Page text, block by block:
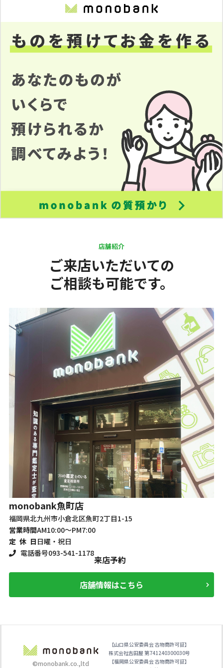
店舗紹介
ご来店いただいての
ご相談も可能です。
monobank魚町店
福岡県北九州市小倉北区魚町2丁目1-15
営業時間AM10:00～PM7:00
定 休 日 日曜・祝日
電話番号093-541-1178
来店予約
店舗情報はこちら
©monobank.co.,ltd
【山口県公安委員会 古物商許可証】
株式会社吉田屋 第741240300030号
【福岡県公安委員会 古物商許可証】